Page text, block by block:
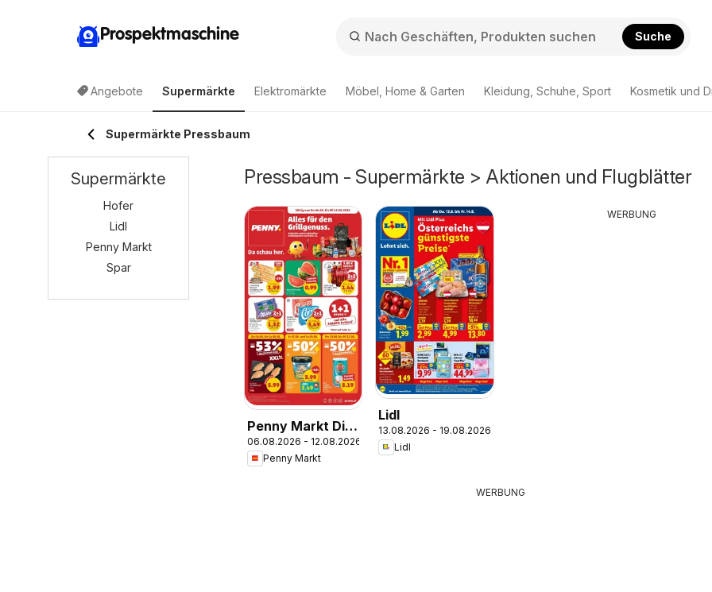
Prospektmaschine Suche
Angebote Supermärkte Elektromärkte Möbel, Home & Garten Kleidung, Schuhe, Sport Kosmetik und
Supermärkte Pressbaum
Pressbaum - Supermärkte > Aktionen und Flugblätter
Penny Markt Die
ganze Woche
sparen
06.08.2026 - 12.08.2026
Penny Markt
Lidl
13.08.2026 - 19.08.2026
Lidl
WERBUNG
WERBUNG
Supermärkte
Hofer
Lidl
Penny Markt
Spar